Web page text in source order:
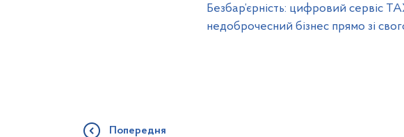
Безбар’єрність: цифровий сервіс
недоброчесний бізнес прямо зі
Попередня